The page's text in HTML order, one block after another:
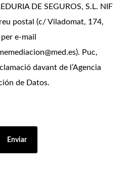
DE SEGUROS, S.L. NIF
postal (c/ Viladomat, 174,
e-mail
Puc,
davant de l’Agencia
de Datos.